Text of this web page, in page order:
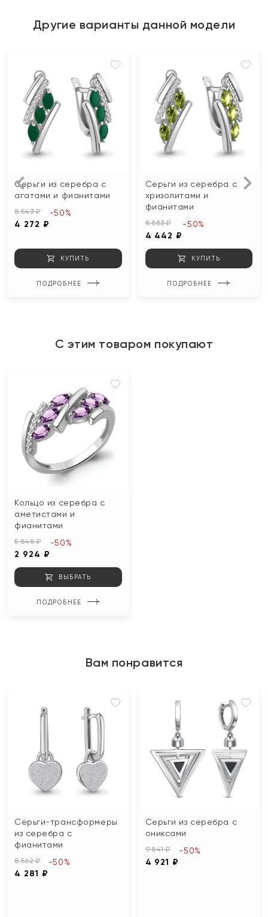
Другие варианты данной модели
Серьги из серебра с
агатами и фианитами
8 543 ₽
4 272 ₽
-50%
КУПИТЬ
ПОДРОБНЕЕ
Серьги из серебра с
хризолитами и
фианитами
8 883 ₽
4 442 ₽
-50%
КУПИТЬ
ПОДРОБНЕЕ
С этим товаром покупают
Кольцо из серебра с
аметистами и
фианитами
5 848 ₽
2 924 ₽
-50%
ВЫБРАТЬ
ПОДРОБНЕЕ
Вам понравится
Серьги-трансформеры
из серебра с
фианитами
8 562 ₽
4 281 ₽
-50%
Серьги из серебра с
ониксами
9 841 ₽
4 921 ₽
-50%